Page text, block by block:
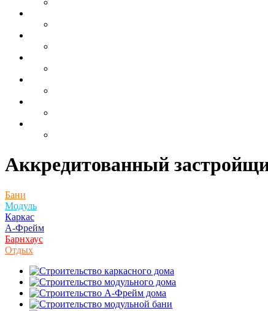
Аккредитованный
Бани
Модуль
Каркас
А-Фрейм
Барнхаус
Отдых